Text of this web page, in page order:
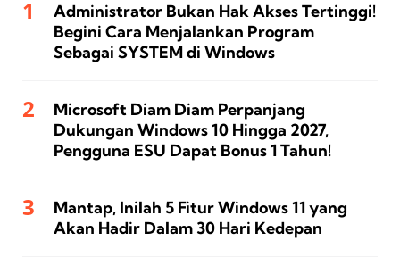
Administrator Bukan Hak Akses Tertinggi!
Begini Cara Menjalankan Program
Sebagai SYSTEM di Windows
Microsoft Diam Diam Perpanjang
Dukungan Windows 10 Hingga 2027,
Pengguna ESU Dapat Bonus 1 Tahun!
Mantap, Inilah 5 Fitur Windows 11 yang
Akan Hadir Dalam 30 Hari Kedepan